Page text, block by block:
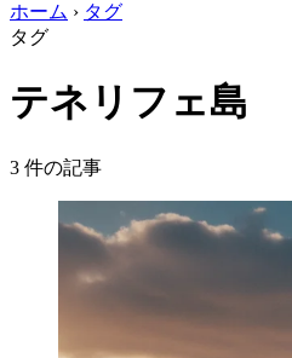
ホーム › タグ
タグ
テネリフェ島
3 件の記事